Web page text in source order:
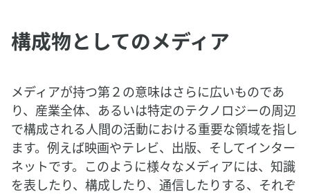
構成物としてのメディア
メディアが持つ第２の意味はさらに広いものであ
り、産業全体、あるいは特定のテクノロジーの周辺
で構成される人間の活動における重要な領域を指し
ます。例えば映画やテレビ、出版、そしてインター
ネットです。このように様々なメディアには、知識
を表したり、構成したり、通信したりする、それぞ